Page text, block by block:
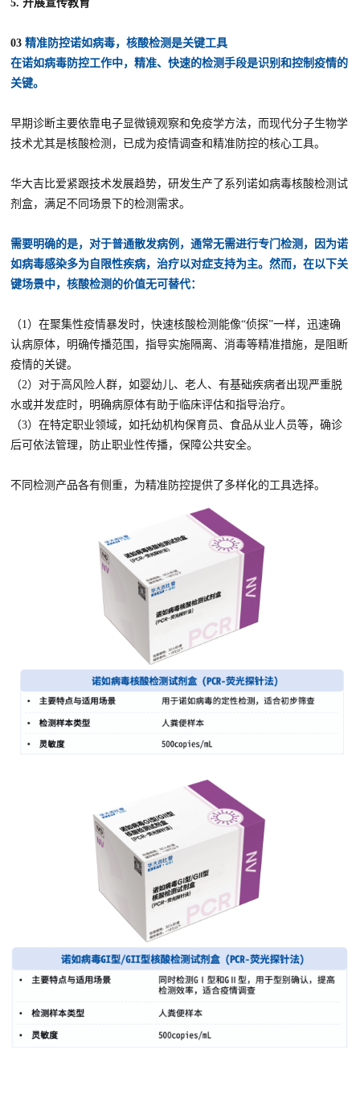
5. 开展宣传教育
03精准防控诺如病毒，核酸检测是关键工具
在诺如病毒防控工作中，精准、快速的检测手段是识别和控制疫情的
关键。
早期诊断主要依靠电子显微镜观察和免疫学方法，而现代分子生物学
技术尤其是核酸检测，已成为疫情调查和精准防控的核心工具。
华大吉比爱紧跟技术发展趋势，研发生产了系列诺如病毒核酸检测试
剂盒，满足不同场景下的检测需求。
需要明确的是，对于普通散发病例，通常无需进行专门检测，因为诺
如病毒感染多为自限性疾病，治疗以对症支持为主。然而，在以下关
键场景中，核酸检测的价值无可替代：
（1）在聚集性疫情暴发时，快速核酸检测能像“侦探”一样，迅速确
认病原体，明确传播范围，指导实施隔离、消毒等精准措施，是阻断
疫情的关键。
（2）对于高风险人群，如婴幼儿、老人、有基础疾病者出现严重脱
水或并发症时，明确病原体有助于临床评估和指导治疗。
（3）在特定职业领域，如托幼机构保育员、食品从业人员等，确诊
后可依法管理，防止职业性传播，保障公共安全。
不同检测产品各有侧重，为精准防控提供了多样化的工具选择。